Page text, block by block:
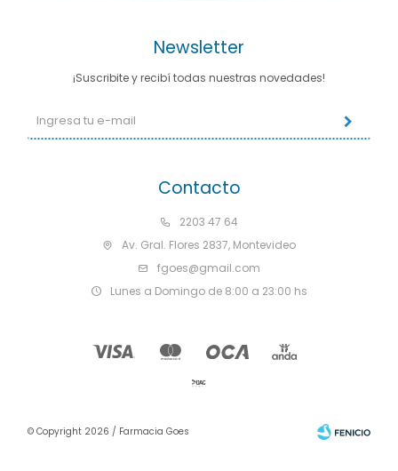
Contacto
2203 47 64
Av. Gral. Flores 2837, Montevideo
fgoes@gmail.com
Lunes a Domingo de 8:00 a 23:00 hs
Newsletter
¡Suscribite y recibí todas nuestras novedades!
© Copyright 2026 / Farmacia Goes